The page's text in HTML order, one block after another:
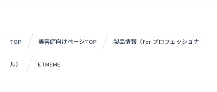
TOP 美容師向けページTOP 製品情報（for プロフェッショナ
ル） ETMEME